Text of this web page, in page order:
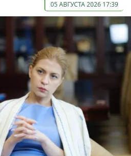
05 АВГУСТА 2026 17:39